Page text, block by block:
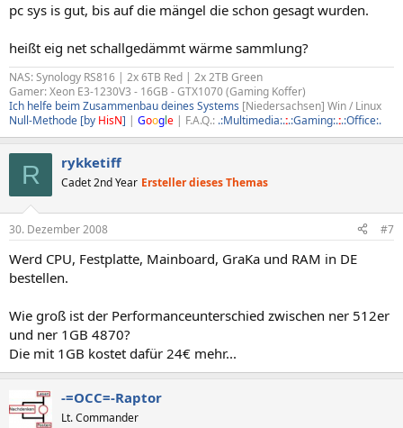
pc sys is gut, bis auf die mängel die schon gesagt wurden.
heißt eig net schallgedämmt wärme sammlung?
NAS: Synology RS816 | 2x 6TB Red | 2x 2TB Green
Gamer: Xeon E3-1230V3 - 16GB - GTX1070 (Gaming Koffer)
Ich helfe beim Zusammenbau deines Systems [Niedersachsen] Win / Linux
Null-Methode [by HisN] | Google | F.A.Q.: .:Multimedia:.:.:Gaming:.:.:Office:.
R rykketiff
Cadet 2nd Year Ersteller dieses Themas
30. Dezember 2008 #7
Werd CPU, Festplatte, Mainboard, GraKa und RAM in DE
bestellen.
Wie groß ist der Performanceunterschied zwischen ner 512er
und ner 1GB 4870?
Die mit 1GB kostet dafür 24€ mehr...
-=OCC=-Raptor
Lt. Commander